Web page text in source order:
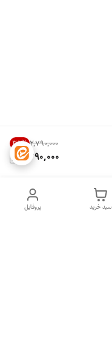
۲٬۷۹۰٬۰۰۰ 35%
1,790,000
پروفایل سبد خرید